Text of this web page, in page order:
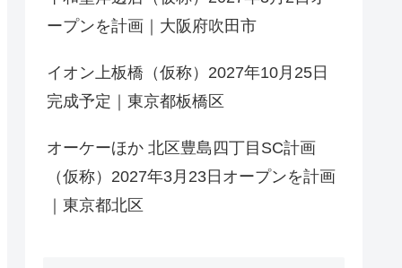
ープンを計画｜大阪府吹田市
イオン上板橋（仮称）2027年10月25日
完成予定｜東京都板橋区
オーケーほか 北区豊島四丁目SC計画
（仮称）2027年3月23日オープンを計画
｜東京都北区